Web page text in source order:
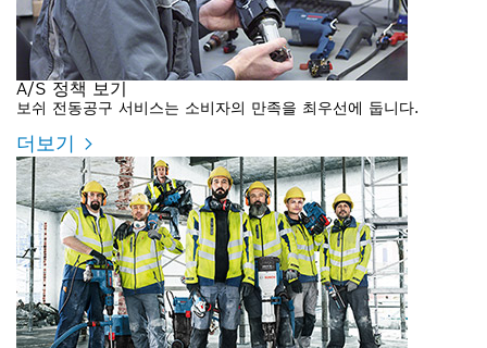
A/S 정책 보기
보쉬 전동공구 서비스는 소비자의 만족을 최우선에 둡니다.
더보기